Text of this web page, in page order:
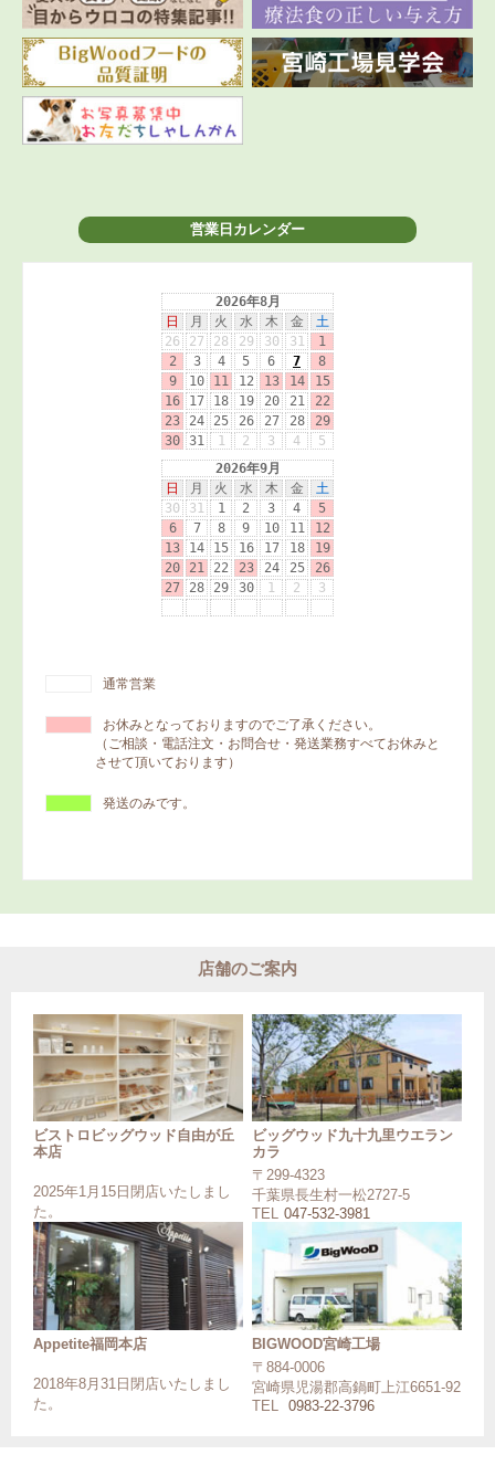
営業日カレンダー
通常営業
お休みとなっておりますのでご了承ください。
（ご相談・電話注文・お問合せ・発送業務すべてお休みと
させて頂いております）
発送のみです。
店舗のご案内
ビストロビッグウッド自由が丘
本店
2025年1月15日閉店いたしまし
た。
ビッグウッド九十九里ウエラン
カラ
〒299-4323
千葉県長生村一松2727-5
TEL 047-532-3981
Appetite福岡本店
2018年8月31日閉店いたしまし
た。
BIGWOOD宮崎工場
〒884-0006
宮崎県児湯郡高鍋町上江6651-92
TEL
0983-22-3796